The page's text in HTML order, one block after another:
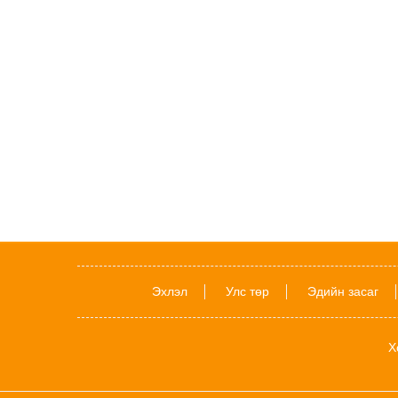
Эхлэл Улс төр Эдийн засаг